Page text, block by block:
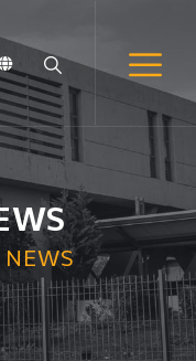
NEWS